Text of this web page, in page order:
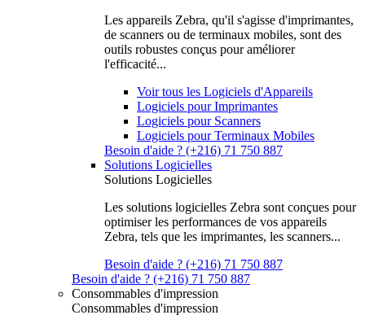
Les appareils Zebra, qu'il s'agisse d'imprimantes,
de scanners ou de terminaux mobiles, sont des
outils robustes conçus pour améliorer
l'efficacité...
Voir tous les Logiciels d'Appareils
Logiciels pour Imprimantes
Logiciels pour Scanners
Logiciels pour Terminaux Mobiles
Besoin d'aide ? (+216) 71 750 887
Solutions Logicielles
Solutions Logicielles
Les solutions logicielles Zebra sont conçues pour
optimiser les performances de vos appareils
Zebra, tels que les imprimantes, les scanners...
Besoin d'aide ? (+216) 71 750 887
Besoin d'aide ? (+216) 71 750 887
Consommables d'impression
Consommables d'impression